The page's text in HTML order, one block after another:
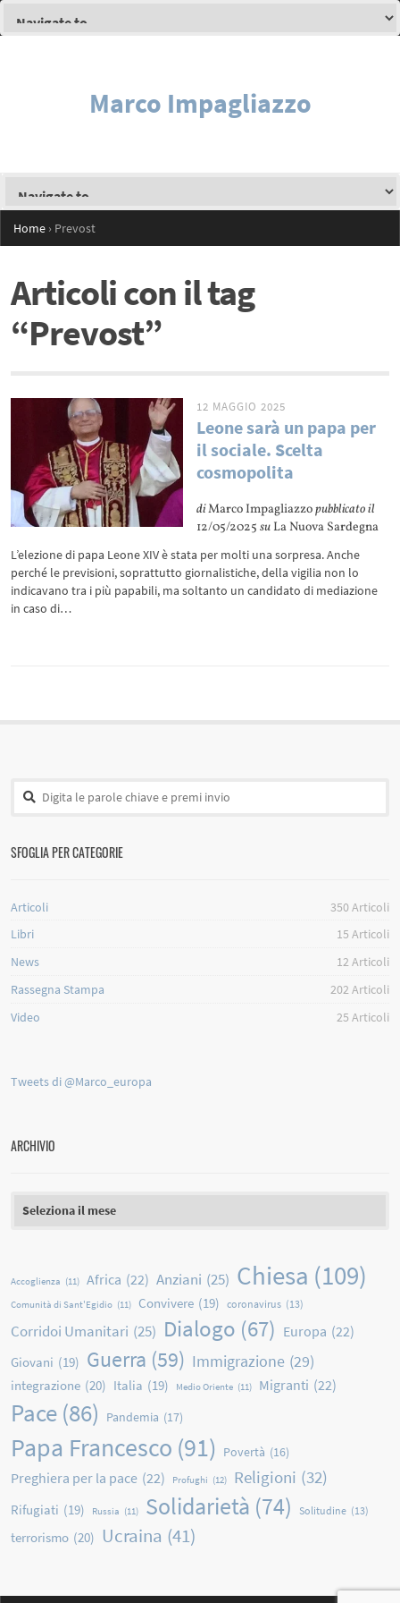
Marco Impagliazzo
Home › Prevost
Articoli con il tag
“Prevost”
12 MAGGIO 2025
Leone sarà un papa per
il sociale. Scelta
cosmopolita
diMarco Impagliazzopubblicato il
12/05/2025su La Nuova Sardegna
L’elezione di papa Leone XIV è stata per molti una sorpresa. Anche
perché le previsioni, soprattutto giornalistiche, della vigilia non lo
indicavano tra i più papabili, ma soltanto un candidato di mediazione
in caso di…
SFOGLIA PER CATEGORIE
Articoli 350Articoli
Libri
15 Articoli
News
12Articoli
Rassegna Stampa
202Articoli
Video
25 Articoli
Tweets di @Marco_europa
ARCHIVIO
Accoglienza (11) Africa (22) Anziani (25) Chiesa (109)
Comunità di Sant'Egidio (11) Convivere (19) coronavirus (13)
Corridoi Umanitari (25) Dialogo (67) Europa (22)
Giovani (19) Guerra (59) Immigrazione (29)
integrazione (20) Italia (19) Medio Oriente (11) Migranti (22)
Pace (86) Pandemia (17)
Papa Francesco (91) Povertà (16)
Preghiera per la pace (22) Profughi (12) Religioni (32)
Rifugiati (19) Russia (11) Solidarietà (74) Solitudine (13)
terrorismo (20) Ucraina (41)